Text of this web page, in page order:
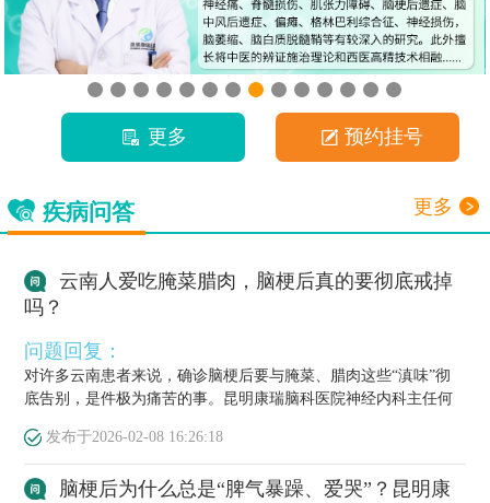
更多 预约挂号
疾病问答 更多
云南人爱吃腌菜腊肉，脑梗后真的要彻底戒掉
吗？
问题回复：
对许多云南患者来说，确诊脑梗后要与腌菜、腊肉这些“滇味”彻
底告别，是件极为痛苦的事。昆明康瑞脑科医院神经内科主任何
发布于2026-02-08 16:26:18
脑梗后为什么总是“脾气暴躁、爱哭”？昆明康